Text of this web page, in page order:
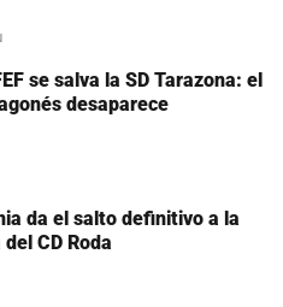
se salva la SD Tarazona: el
desaparece
da el salto definitivo a la
CD Roda